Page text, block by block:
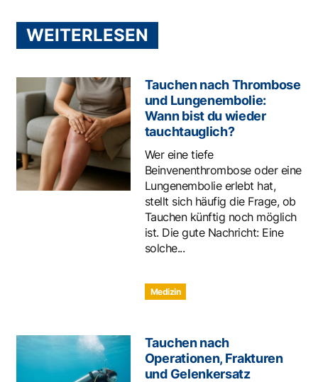
WEITERLESEN
Tauchen nach Thrombose
und Lungenembolie:
Wann bist du wieder
tauchtauglich?
Wer eine tiefe
Beinvenenthrombose oder eine
Lungenembolie erlebt hat,
stellt sich häufig die Frage, ob
Tauchen künftig noch möglich
ist. Die gute Nachricht: Eine
solche...
Medizin
Tauchen nach
Operationen, Frakturen
und Gelenkersatz